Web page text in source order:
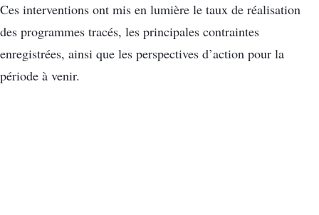
Ces interventions ont mis en lumière le taux de réalisation
des programmes tracés, les principales contraintes
enregistrées, ainsi que les perspectives d’action pour la
période à venir.